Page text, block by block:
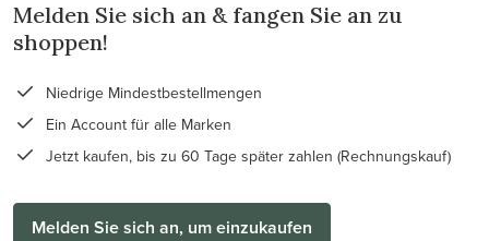
Melden Sie sich an & fangen Sie an zu
shoppen!
Niedrige Mindestbestellmengen
Ein Account für alle Marken
Jetzt kaufen, bis zu 60 Tage später zahlen (Rechnungskauf)
Melden Sie sich an, um einzukaufen